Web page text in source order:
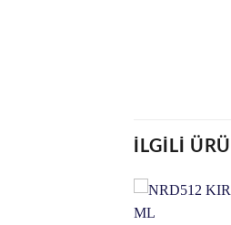
İLGILI